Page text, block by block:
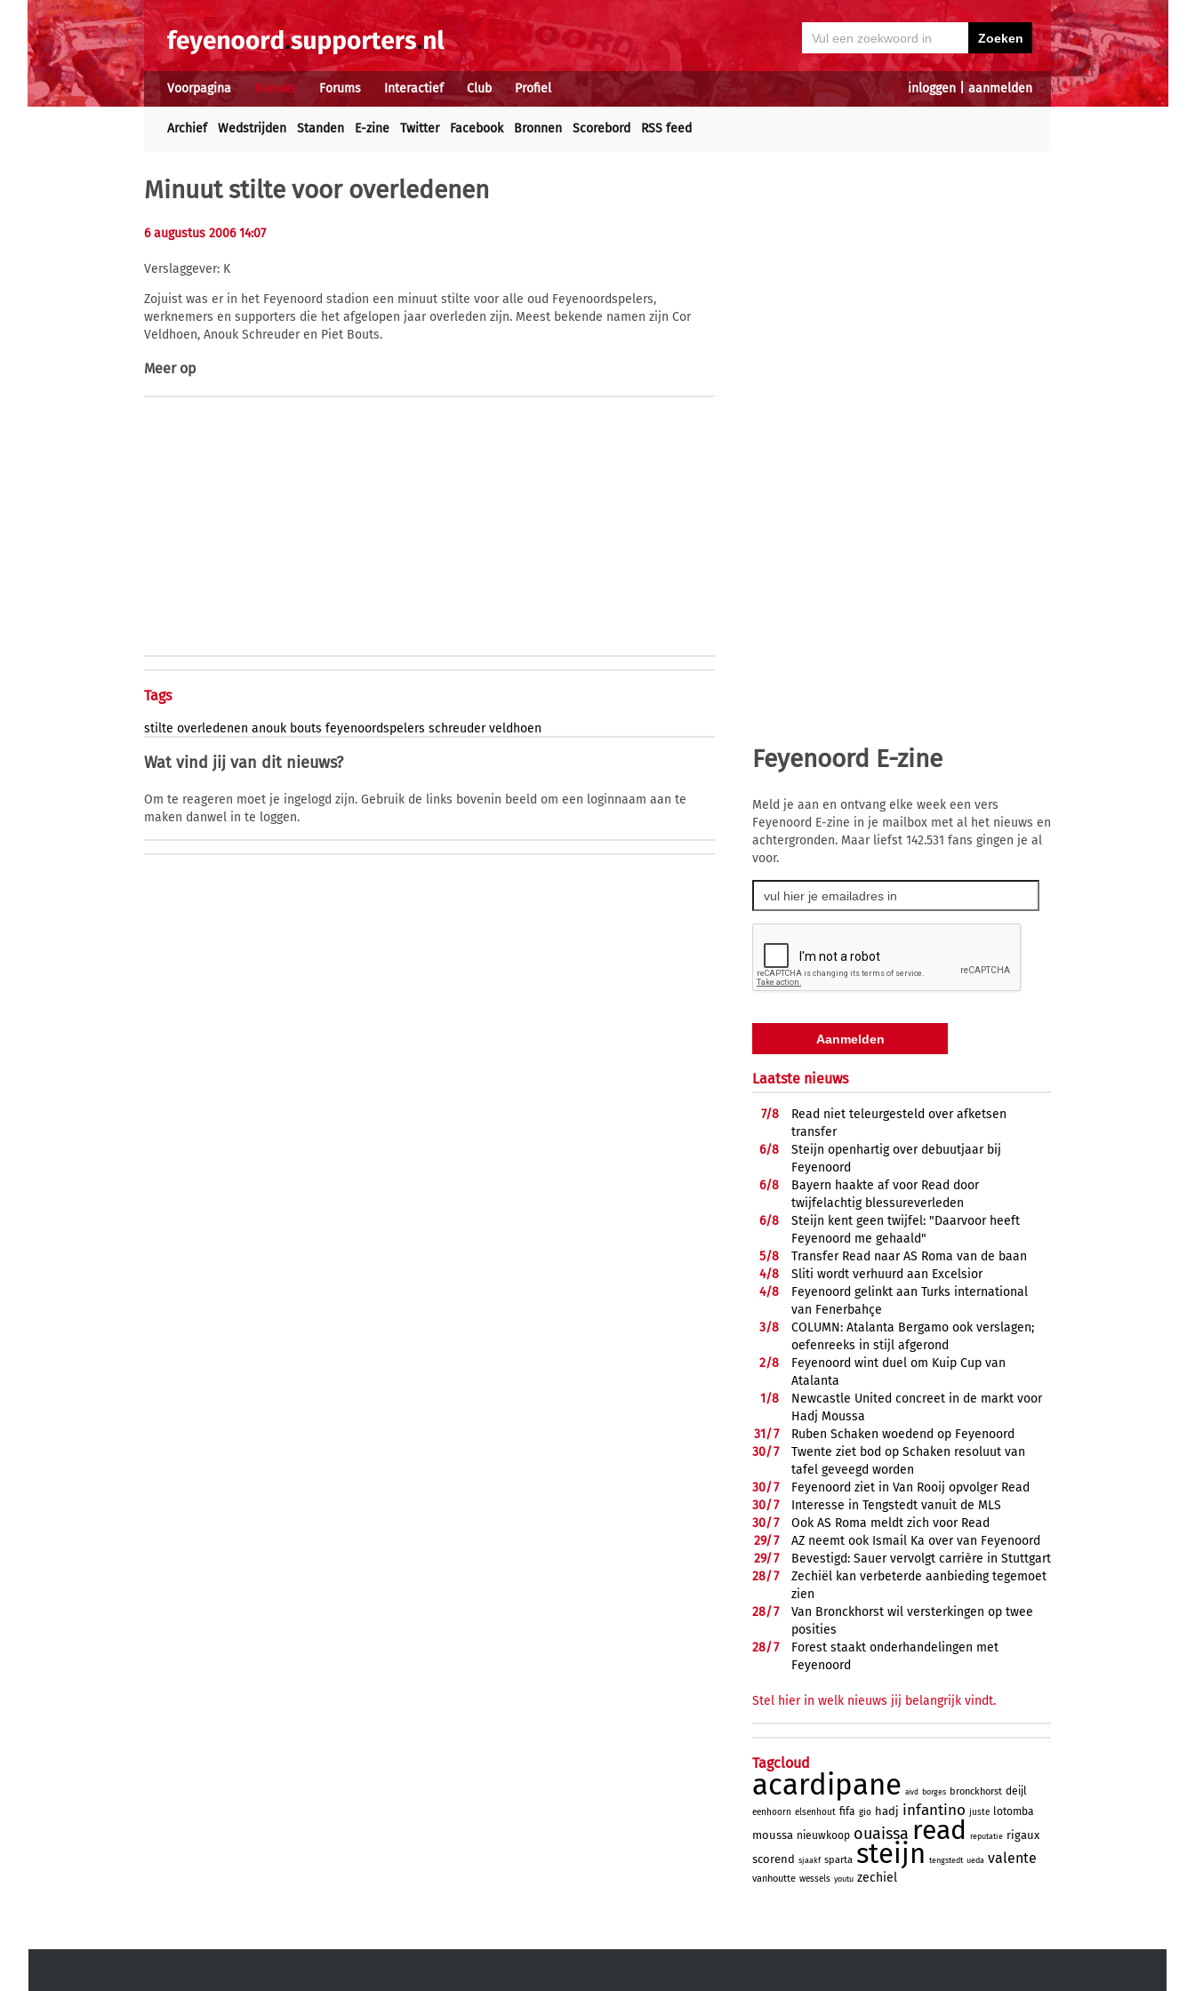
inloggen aanmelden
Voorpagina Nieuws Forums Interactief Club Profiel
Archief Wedstrijden Standen E-zine Twitter Facebook Bronnen Scorebord RSS feed
Minuut stilte voor overledenen
6 augustus 2006 14:07
Verslaggever: K
Zojuist was er in het Feyenoord stadion een minuut stilte voor alle oud Feyenoordspelers,
werknemers en supporters die het afgelopen jaar overleden zijn. Meest bekende namen zijn Cor
Veldhoen, Anouk Schreuder en Piet Bouts.
Meer op
Tags
stilte overledenen anouk bouts feyenoordspelers schreuder veldhoen
Wat vind jij van dit nieuws?
Om te reageren moet je ingelogd zijn. Gebruik de links bovenin beeld om een loginnaam aan te
maken danwel in te loggen.
Feyenoord E-zine
Meld je aan en ontvang elke week een vers
Feyenoord E-zine in je mailbox met al het nieuws en
achtergronden. Maar liefst 142.531 fans gingen je al
voor.
Laatste nieuws
7/8
Read niet teleurgesteld over afketsen
transfer
6/8
Steijn openhartig over debuutjaar bij
Feyenoord
6/8
Bayern haakte af voor Read door
twijfelachtig blessureverleden
6/8
Steijn kent geen twijfel: "Daarvoor heeft
Feyenoord me gehaald"
5/8
Transfer Read naar AS Roma van de baan
4/8
Sliti wordt verhuurd aan Excelsior
4/8
Feyenoord gelinkt aan Turks international
van Fenerbahçe
3/8
COLUMN: Atalanta Bergamo ook verslagen;
oefenreeks in stijl afgerond
2/8
Feyenoord wint duel om Kuip Cup van
Atalanta
1/8
Newcastle United concreet in de markt voor
Hadj Moussa
31/7
Ruben Schaken woedend op Feyenoord
30/7
Twente ziet bod op Schaken resoluut van
tafel geveegd worden
30/7
Feyenoord ziet in Van Rooij opvolger Read
30/7
Interesse in Tengstedt vanuit de MLS
30/7
Ook AS Roma meldt zich voor Read
29/7
AZ neemt ook Ismail Ka over van Feyenoord
29/7
Bevestigd: Sauer vervolgt carrière in Stuttgart
28/7
Zechiël kan verbeterde aanbieding tegemoet
zien
28/7
Van Bronckhorst wil versterkingen op twee
posities
28/7
Forest staakt onderhandelingen met
Feyenoord
Stel hier in welk nieuws jij belangrijk vindt.
Tagcloud
acardipane aivd borges bronckhorst deijl
eenhoorn elsenhout fifa gio hadj infantino juste lotomba
moussa nieuwkoop ouaissa read reputatie rigaux
scorend sjaakf sparta steijn tengstedt ueda valente
vanhoutte wessels youtu zechiel